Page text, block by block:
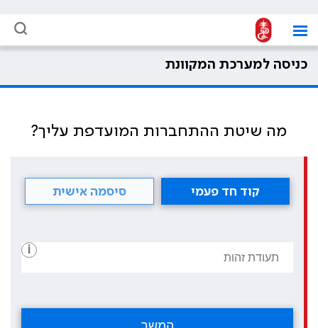
כניסה למערכת המקוונת
מה שיטת ההתחברות המועדפת עליך?
קוד חד פעמי סיסמה אישית
i